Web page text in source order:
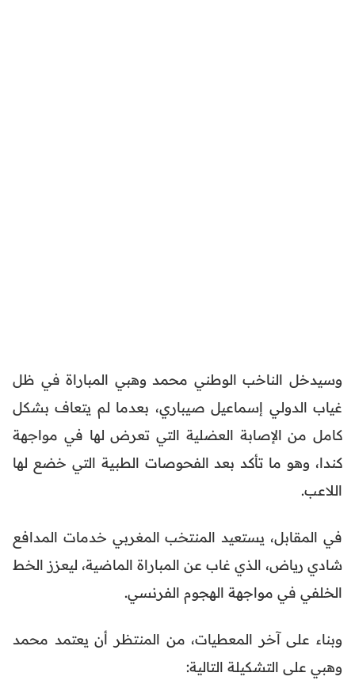
وسيدخل الناخب الوطني محمد وهبي المباراة في ظل
غياب الدولي إسماعيل صيباري، بعدما لم يتعاف بشكل
كامل من الإصابة العضلية التي تعرض لها في مواجهة
كندا، وهو ما تأكد بعد الفحوصات الطبية التي خضع لها
اللاعب.
في المقابل، يستعيد المنتخب المغربي خدمات المدافع
شادي رياض، الذي غاب عن المباراة الماضية، ليعزز الخط
الخلفي في مواجهة الهجوم الفرنسي.
وبناء على آخر المعطيات، من المنتظر أن يعتمد محمد
وهبي على التشكيلة التالية: